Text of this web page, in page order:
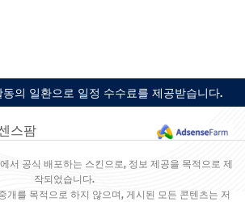
의 일환으로 일정 수수료를 제공받습니다.
스팜
서 공식 배포하는 스킨으로, 정보 제공을 목적으로 제
작되었습니다.
개를 목적으로 하지 않으며, 게시된 모든 콘텐츠는 저